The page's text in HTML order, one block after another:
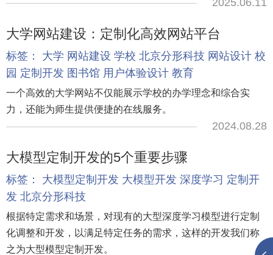
2025.06.11
大学网站建设：定制化高效网站平台
标签： 大学 网站建设 学校 北京分形科技 网站设计 校
园 定制开发 图书馆 用户体验设计 教育
一个高效的大学网站不仅能展示学校的办学理念和综合实
力，还能为师生提供便捷的在线服务。
2024.08.28
大模型定制开发的5个重要步骤
标签： 大模型定制开发 大模型开发 深度学习 定制开
发 北京分形科技
根据特定需求和场景，对现有的大型深度学习模型进行定制
化调整和开发，以满足特定任务的需求，这样的开发我们称
之为大型模型定制开发。